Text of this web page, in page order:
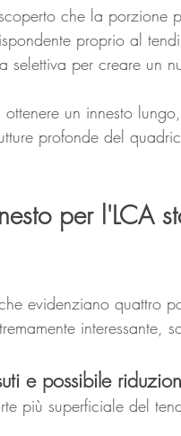
che la porzione
proprio al
selettiva per creare un
un innesto
profonde del
per l'LCA
evidenziano quattro
interessante,
e possibile
più superficiale del